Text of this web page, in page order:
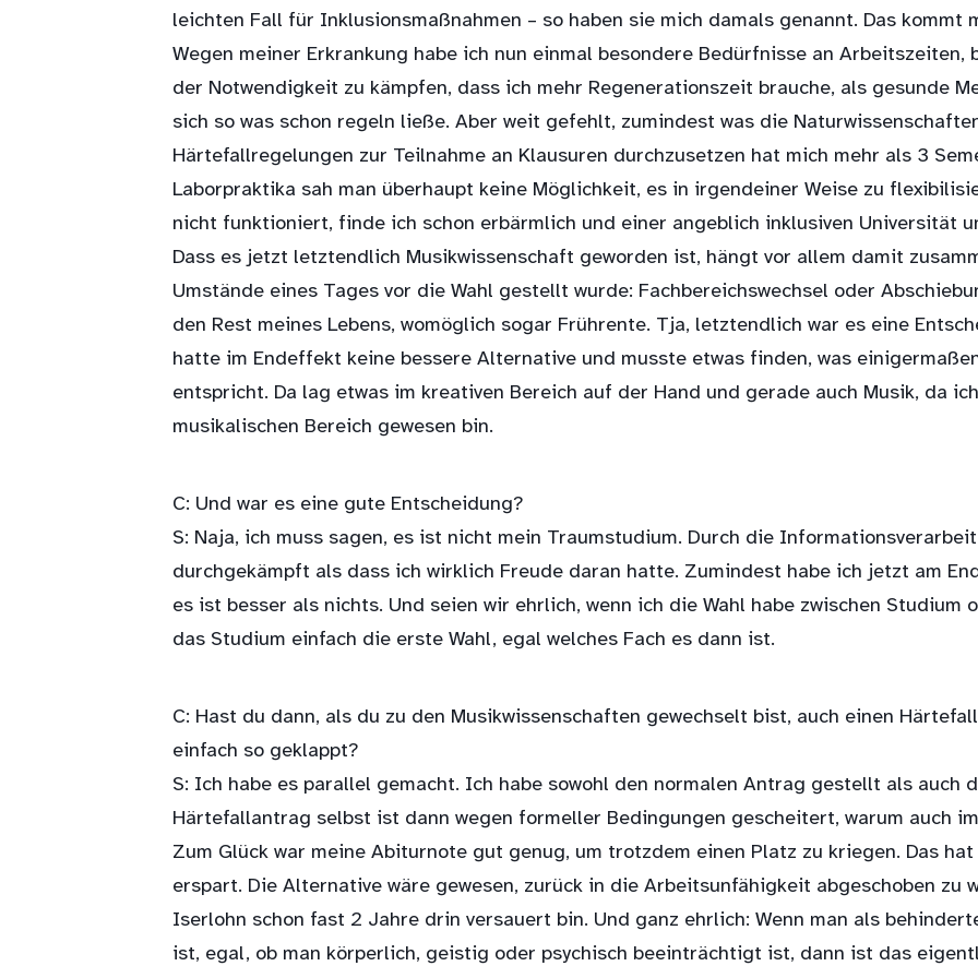
leichten Fall für Inklusionsmaßnahmen – so haben sie mich damals genannt. Das kommt
Wegen meiner Erkrankung habe ich nun einmal besondere Bedürfnisse an
der Notwendigkeit zu kämpfen, dass ich mehr Regenerationszeit brauche, als gesunde
sich so was schon regeln ließe. Aber weit gefehlt, zumindest was die
Härtefallregelungen zur Teilnahme an Klausuren durchzusetzen hat mich mehr als 3
Laborpraktika sah man überhaupt keine Möglichkeit, es in irgendeiner Weise zu
nicht funktioniert, finde ich schon erbärmlich und einer angeblich inklusiven Universität
Dass es jetzt letztendlich Musikwissenschaft geworden ist, hängt vor allem damit
Umstände eines Tages vor die Wahl gestellt wurde: Fachbereichswechsel oder
den Rest meines Lebens, womöglich sogar Frührente. Tja, letztendlich war es eine
hatte im Endeffekt keine bessere Alternative und musste etwas finden, was
entspricht. Da lag etwas im kreativen Bereich auf der Hand und gerade auch Musik, da
musikalischen Bereich gewesen bin.
C: Und war es eine gute Entscheidung?
S: Naja, ich muss sagen, es ist nicht mein Traumstudium. Durch die
durchgekämpft als dass ich wirklich Freude daran hatte. Zumindest habe ich jetzt am
es ist besser als nichts. Und seien wir ehrlich, wenn ich die Wahl habe zwischen Studium
das Studium einfach die erste Wahl, egal welches Fach es dann ist.
C: Hast du dann, als du zu den Musikwissenschaften gewechselt bist, auch einen
einfach so geklappt?
S: Ich habe es parallel gemacht. Ich habe sowohl den normalen Antrag gestellt als auch
Härtefallantrag selbst ist dann wegen formeller Bedingungen gescheitert, warum auch
Zum Glück war meine Abiturnote gut genug, um trotzdem einen Platz zu kriegen. Das
erspart. Die Alternative wäre gewesen, zurück in die Arbeitsunfähigkeit abgeschoben zu
Iserlohn schon fast 2 Jahre drin versauert bin. Und ganz ehrlich: Wenn man als
ist, egal, ob man körperlich, geistig oder psychisch beeinträchtigt ist, dann ist das